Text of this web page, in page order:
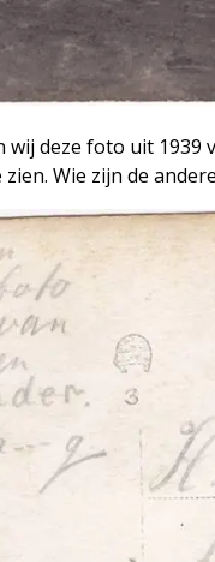
wij deze foto uit
Wie zijn de